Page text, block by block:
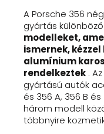
A Porsche 356
gyártás
modelleket,
ismernek,
alumínium
rendelkeztek .
gyártású autók
és 356 A, 356 B
három modell
többnyire